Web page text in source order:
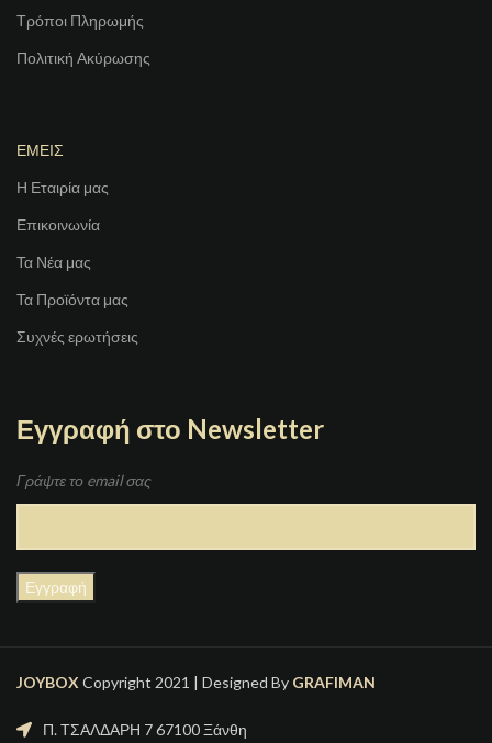
Τρόποι Πληρωμής
Πολιτική Ακύρωσης
ΕΜΕΙΣ
Η Εταιρία μας
Επικοινωνία
Τα Νέα μας
Τα Προϊόντα μας
Συχνές ερωτήσεις
Εγγραφή στο Newsletter
Γράψτε το email σας
JOYBOX Copyright 2021 | Designed By GRAFIMAN
Π. ΤΣΑΛΔΑΡΗ 7 67100 Ξάνθη